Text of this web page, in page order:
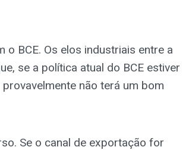
o BCE. Os elos industriais entre a
se a política atual do BCE estiver
não terá um bom
Se o canal de exportação for